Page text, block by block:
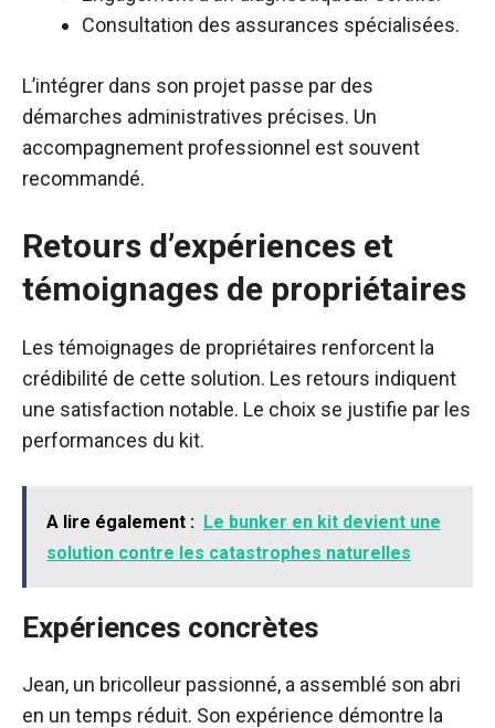
Consultation des assurances spécialisées.
L’intégrer dans son projet passe par des
démarches administratives précises. Un
accompagnement professionnel est souvent
recommandé.
Retours d’expériences et
témoignages de propriétaires
Les témoignages de propriétaires renforcent la
crédibilité de cette solution. Les retours indiquent
une satisfaction notable. Le choix se justifie par les
performances du kit.
A lire également : Le bunker en kit devient une
solution contre les catastrophes naturelles
Expériences concrètes
Jean, un bricolleur passionné, a assemblé son abri
en un temps réduit. Son expérience démontre la